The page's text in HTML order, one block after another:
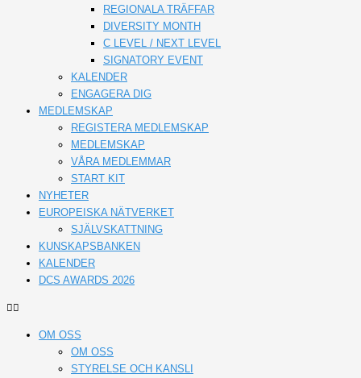
REGIONALA TRÄFFAR
DIVERSITY MONTH
C LEVEL / NEXT LEVEL
SIGNATORY EVENT
KALENDER
ENGAGERA DIG
MEDLEMSKAP
REGISTERA MEDLEMSKAP
MEDLEMSKAP
VÅRA MEDLEMMAR
START KIT
NYHETER
EUROPEISKA NÄTVERKET
SJÄLVSKATTNING
KUNSKAPSBANKEN
KALENDER
DCS AWARDS 2026
OM OSS
OM OSS
STYRELSE OCH KANSLI